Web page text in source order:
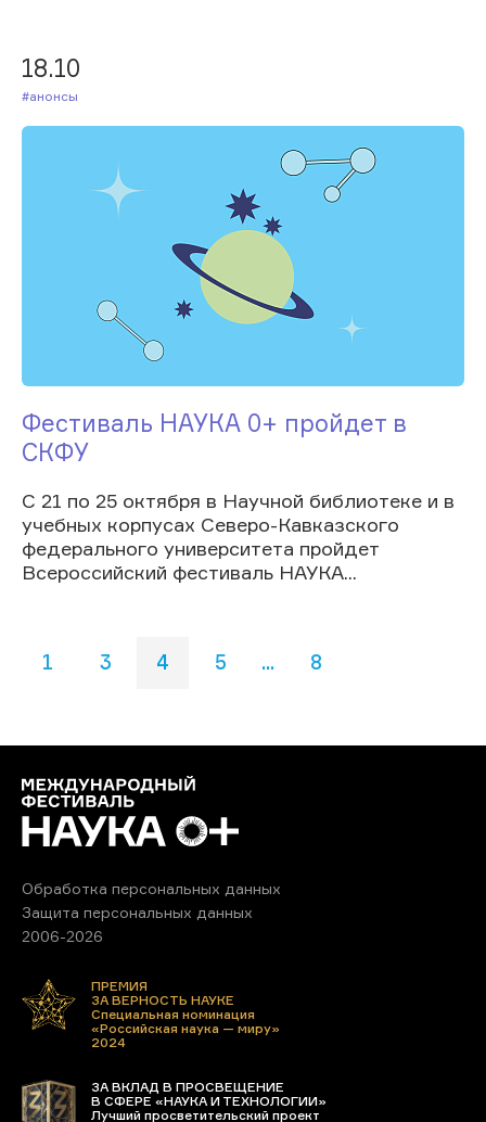
18.10
#Анонсы
Фестиваль НАУКА 0+ пройдет в
СКФУ
С 21 по 25 октября в Научной библиотеке и в
учебных корпусах Северо-Кавказского
федерального университета пройдет
Всероссийский фестиваль НАУКА...
1 3 4 5 ... 8
Обработка персональных данных
Защита персональных данных
2006-2026
ПРЕМИЯ
ЗА ВЕРНОСТЬ НАУКЕ
Специальная номинация
«Российская наука — миру»
2024
ЗА ВКЛАД В ПРОСВЕЩЕНИЕ
В СФЕРЕ «НАУКА И ТЕХНОЛОГИИ»
Лучший просветительский проект